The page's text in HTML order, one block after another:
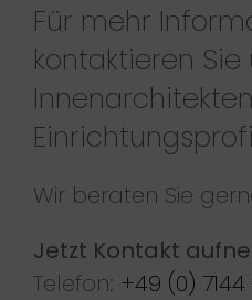
Für mehr
kontaktieren
Wir beraten Sie
Jetzt Kontakt
Telefon: +49 (0)